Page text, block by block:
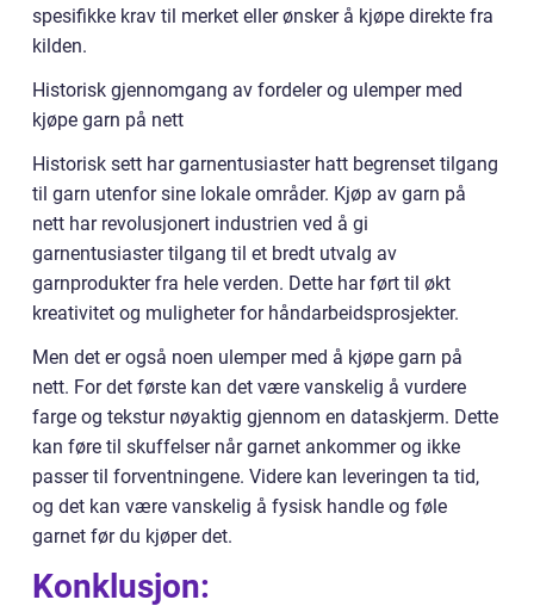
spesifikke krav til merket eller ønsker å kjøpe direkte fra
kilden.
Historisk gjennomgang av fordeler og ulemper med
kjøpe garn på nett
Historisk sett har garnentusiaster hatt begrenset tilgang
til garn utenfor sine lokale områder. Kjøp av garn på
nett har revolusjonert industrien ved å gi
garnentusiaster tilgang til et bredt utvalg av
garnprodukter fra hele verden. Dette har ført til økt
kreativitet og muligheter for håndarbeidsprosjekter.
Men det er også noen ulemper med å kjøpe garn på
nett. For det første kan det være vanskelig å vurdere
farge og tekstur nøyaktig gjennom en dataskjerm. Dette
kan føre til skuffelser når garnet ankommer og ikke
passer til forventningene. Videre kan leveringen ta tid,
og det kan være vanskelig å fysisk handle og føle
garnet før du kjøper det.
Konklusjon: